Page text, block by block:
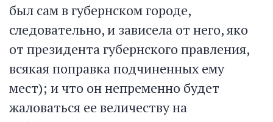
был сам в губернском городе,
следовательно, и зависела от него, яко
от президента губернского правления,
всякая поправка подчиненных ему
мест); и что он непременно будет
жаловаться ее величеству на